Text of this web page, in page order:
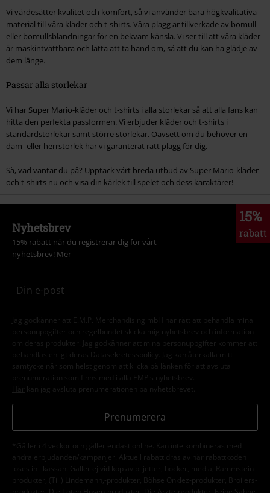
Vi värdesätter kvalitet och komfort, så vi använder bara högkvalitativa
material till våra kläder och t-shirts. Våra plagg är tillverkade av bomull
eller bomullsblandningar för en bekväm känsla. Vi ser till att våra kläder
är maskintvättbara och lätta att ta hand om, så att du kan ha glädje av
dem länge.
Passar alla storlekar
Vi har Super Mario-kläder och t-shirts i alla storlekar så att alla fans kan
hitta den perfekta passformen. Vi erbjuder kläder och t-shirts i
standardstorlekar samt större storlekar. Oavsett om du behöver en
dam- eller herrstorlek har vi garanterat rätt plagg för dig.
Så, vad väntar du på? Upptäck vårt breda utbud av Super Mario-kläder
och t-shirts nu och visa din kärlek till spelet och dess karaktärer!
15%
rabatt
Nyhetsbrev
15% rabatt när du registrerar dig för vårt
nyhetsbrev! Mer
Jag godkänner att E.M.P. Merchandising mbH har rätt att behandla mina
personuppgifter och regelbundet skicka mig nyhetsbrev och information
om deras produkter. Jag godkänner att mina personuppgifter kommer att
behandlas enligt deras
Datasekretesspolicy
. Jag kan återkalla mitt
samtycke när som helst genom att klicka på länken för att avsluta
prenumeration som finns med i alla EMP:s nyhetsbrev.
Här kan jag avsluta prenumerationen på nyhetsbrevet.
Prenumerera
*Gäller i 4 veckor och gäller endast online. Kan inte kombineras med
andra erbjudanden/kampanjer. Aktuell rabatt dras av när rabattkoden
löses in i kassan. Gäller ej vid köp av biljetter, böcker, media, Rammstein-
produkter, (Till) Lindemann,-produkter, Böhse Onklez-produkter, Broilers-